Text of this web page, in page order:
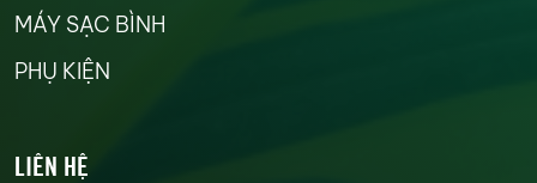
MÁY SẠC BÌNH
PHỤ KIỆN
LIÊN HỆ